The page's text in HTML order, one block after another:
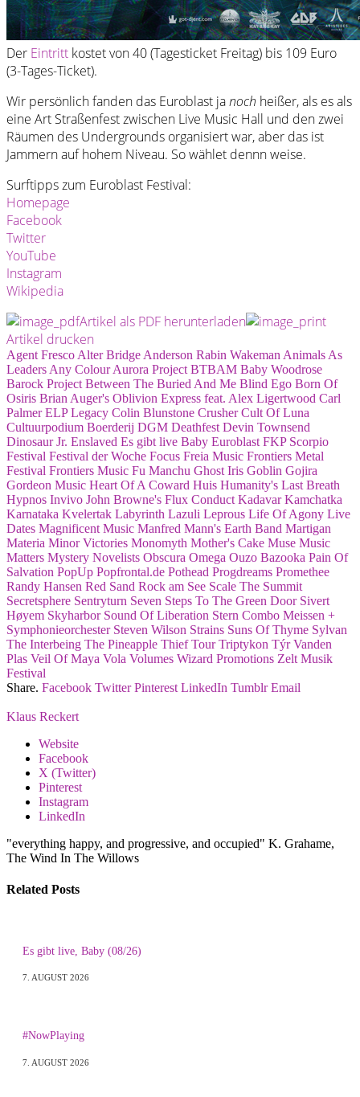
Der Eintritt kostet von 40 (Tagesticket Freitag) bis 109 Euro
(3-Tages-Ticket).
Wir persönlich fanden das Euroblast janoch heißer, als es als
eine Art Straßenfest zwischen Live Music Hall und den zwei
Räumen des Undergrounds organisiert war, aber das ist
Jammern auf hohem Niveau. So wählet dennn weise.
Surftipps zum Euroblast Festival:
Homepage
Facebook
Twitter
YouTube
Instagram
Wikipedia
Artikel als PDF herunterladen
Artikel drucken
Agent Fresco Alter Bridge Anderson Rabin Wakeman Animals As
Leaders Any Colour Aurora Project BTBAM Baby Woodrose
Barock Project Between The Buried And Me Blind Ego Born Of
Osiris Brian Auger's Oblivion Express feat. Alex Ligertwood Carl
Palmer ELP Legacy Colin Blunstone Crusher Cult Of Luna
Cultuurpodium Boerderij DGM Deathfest Devin Townsend
Dinosaur Jr. Enslaved Es gibt live Baby Euroblast FKP Scorpio
Festival Festival der Woche Focus Freia Music Frontiers Metal
Festival Frontiers Music Fu Manchu Ghost Iris Goblin Gojira
Gordeon Music Heart Of A Coward Huis Humanity's Last Breath
Hypnos Invivo John Browne's Flux Conduct Kadavar Kamchatka
Karnataka Kvelertak Labyrinth Lazuli Leprous Life Of Agony Live
Dates Magnificent Music Manfred Mann's Earth Band Martigan
Materia Minor Victories Monomyth Mother's Cake Muse Music
Matters Mystery Novelists Obscura Omega Ouzo Bazooka Pain Of
Salvation PopUp Popfrontal.de Pothead Progdreams Promethee
Randy Hansen Red Sand Rock am See Scale The Summit
Secretsphere Sentryturn Seven Steps To The Green Door Sivert
Høyem Skyharbor Sound Of Liberation Stern Combo Meissen +
Symphonieorchester Steven Wilson Strains Suns Of Thyme Sylvan
The Interbeing The Pineapple Thief Tour Triptykon Týr Vanden
Plas Veil Of Maya Vola Volumes Wizard Promotions Zelt Musik
Festival
Share. Facebook Twitter Pinterest LinkedIn Tumblr Email
Klaus Reckert
Website
Facebook
X (Twitter)
Pinterest
Instagram
LinkedIn
"everything happy, and progressive, and occupied" K. Grahame,
The Wind In The Willows
Related Posts
Es gibt live, Baby (08/26)
7. AUGUST 2026
#NowPlaying
7. AUGUST 2026